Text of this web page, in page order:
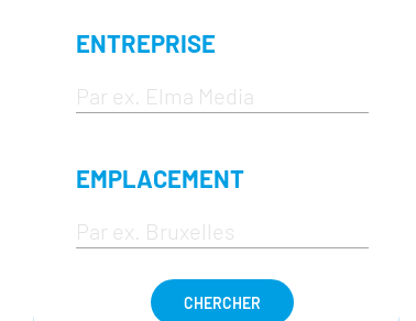
ENTREPRISE
EMPLACEMENT
CHERCHER